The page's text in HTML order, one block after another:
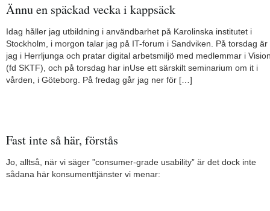
Ännu en späckad vecka i kappsäck
Idag håller jag utbildning i användbarhet på Karolinska institutet i
Stockholm, i morgon talar jag på IT-forum i Sandviken. På torsdag är
jag i Herrljunga och pratar digital arbetsmiljö med medlemmar i
(fd SKTF), och på torsdag har inUse ett särskilt seminarium om it i
vården, i Göteborg. På fredag går jag ner för […]
Fast inte så här, förstås
Jo, alltså, när vi säger ”consumer-grade usability” är det dock inte
sådana här konsumenttjänster vi menar: